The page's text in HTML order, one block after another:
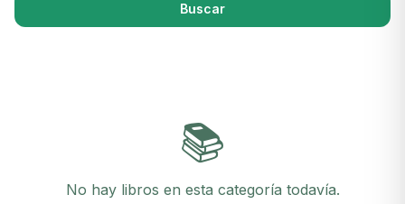
Buscar
📚
No hay libros en esta categoría todavía.